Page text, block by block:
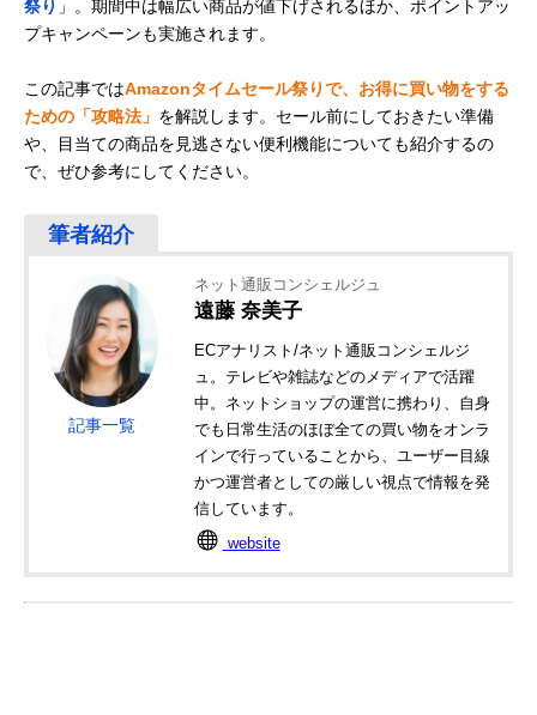
祭り 」。期間中は幅広い商品が値下げされるほか、ポイントアッ
プキャンペーンも実施されます。
この記事ではAmazonタイムセール祭りで、お得に買い物をする
ための「攻略法」 を解説します。セール前にしておきたい準備
や、目当ての商品を見逃さない便利機能についても紹介するの
で、ぜひ参考にしてください。
記事一覧
ネット通販コンシェルジュ
遠藤 奈美子
ECアナリスト/ネット通販コンシェルジ
ュ。テレビや雑誌などのメディアで活躍
中。ネットショップの運営に携わり、自身
でも日常生活のほぼ全ての買い物をオンラ
インで行っていることから、ユーザー目線
かつ運営者としての厳しい視点で情報を発
信しています。
website